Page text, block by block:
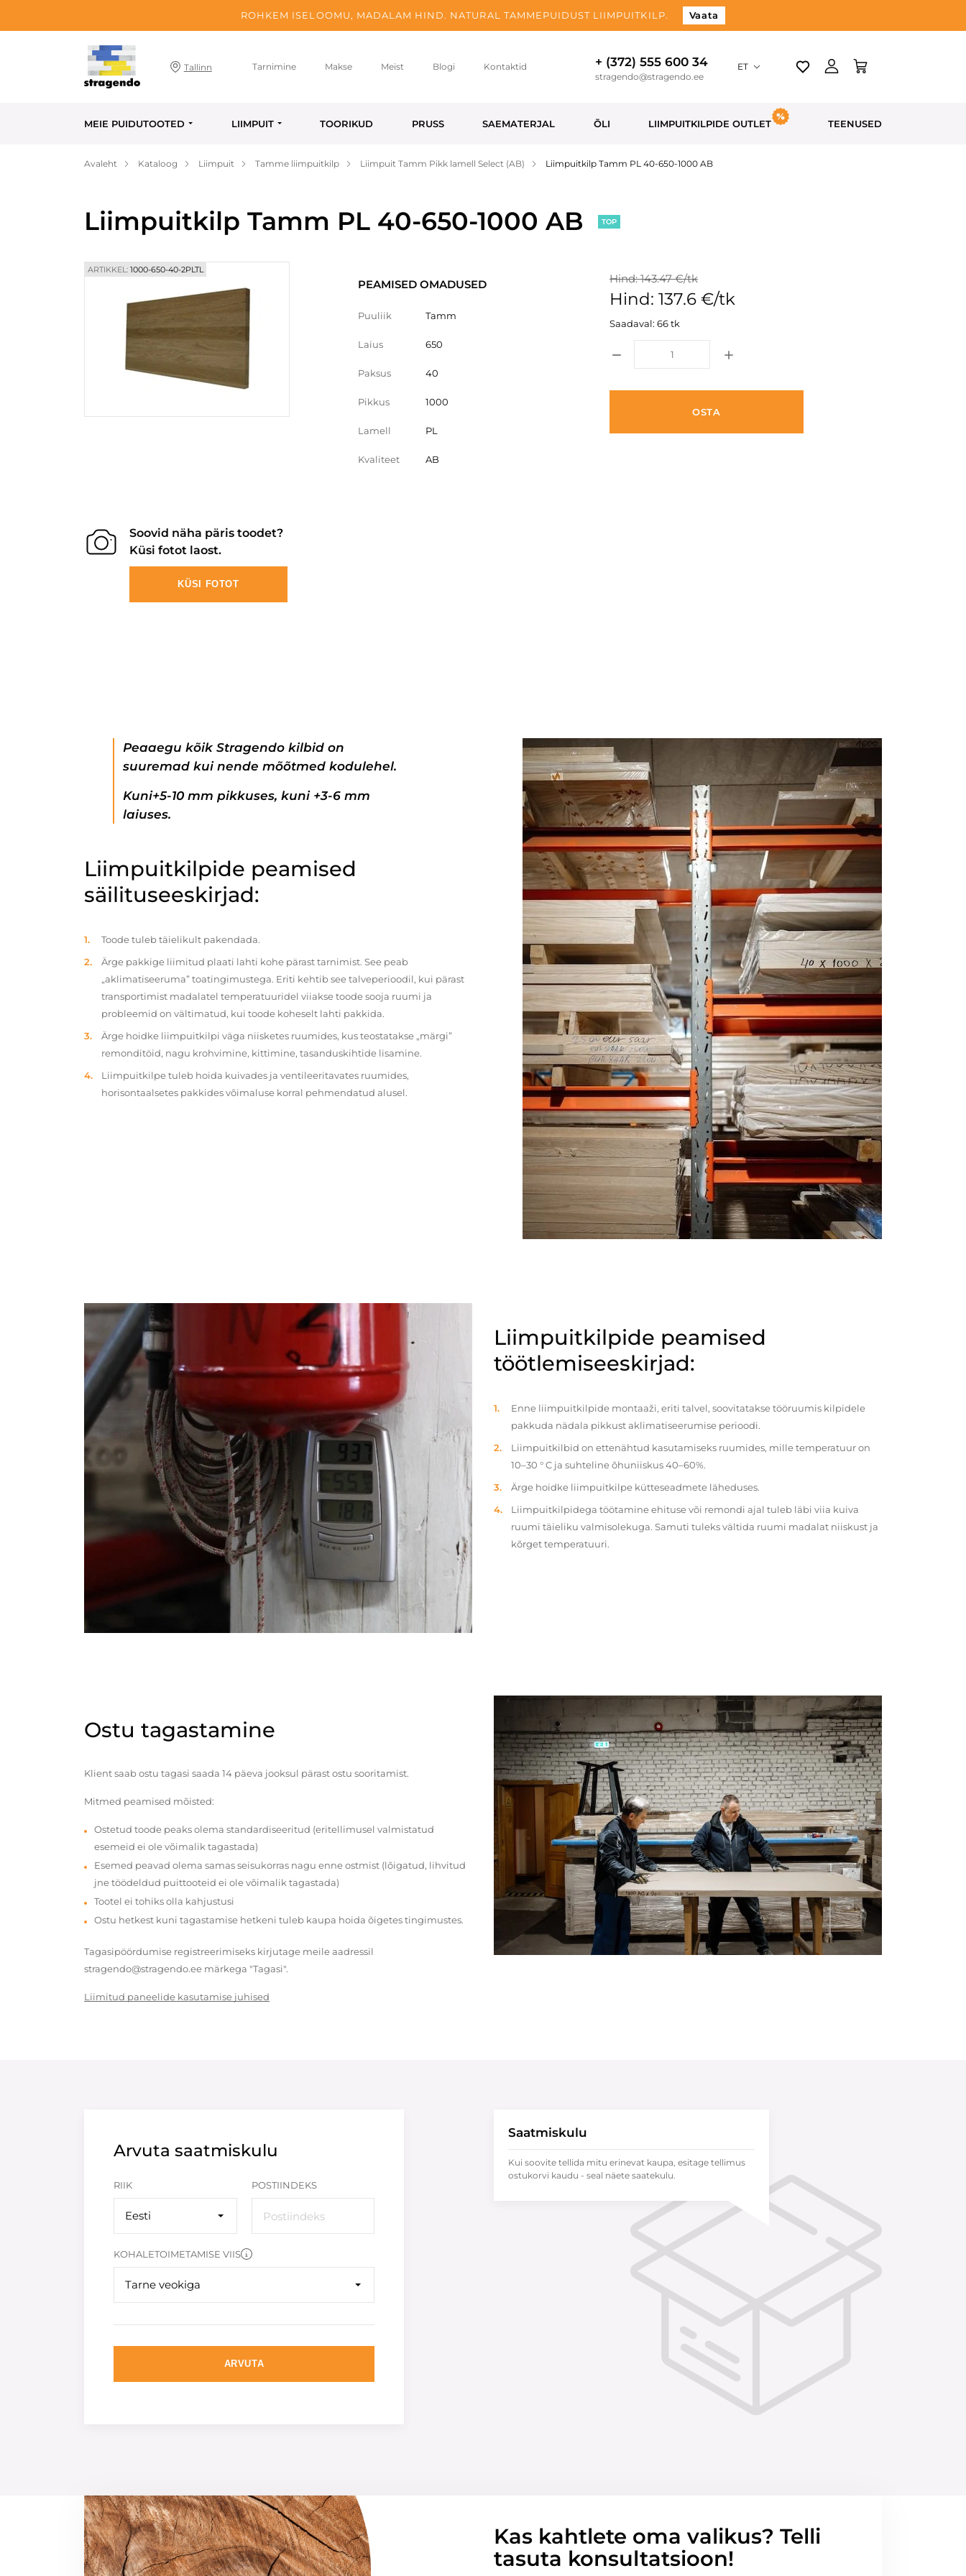
ROHKEM ISELOOMU, MADALAM HIND. NATURAL TAMMEPUIDUST LIIMPUITKILP. Vaata
Tallinn Tarnimine Makse Meist Blogi Kontaktid + (372) 555 600 34
stragendo@stragendo.ee
ET
MEIE PUIDUTOOTED LIIMPUIT TOORIKUD PRUSS SAEMATERJAL ÕLI LIIMPUITKILPIDE OUTLET TEENUSED
Avaleht Kataloog Liimpuit Tamme liimpuitkilp Liimpuit Tamm Pikk lamell Select (AB) Liimpuitkilp Tamm PL 40-650-1000 AB
Liimpuitkilp Tamm PL 40-650-1000 AB TOP
ARTIKKEL: 1000-650-40-2PLTL
PEAMISED OMADUSED
Puuliik Tamm
Laius 650
Paksus 40
Pikkus 1000
Lamell PL
Kvaliteet AB
Hind: 143.47 €/tk
Hind: 137.6 €/tk
Saadaval: 66 tk
OSTA
Soovid näha päris toodet?
Küsi fotot laost.
KÜSI FOTOT
Peaaegu kõik Stragendo kilbid on
suuremad kui nende mõõtmed kodulehel.
Kuni+5-10 mm pikkuses, kuni +3-6 mm
laiuses.
Liimpuitkilpide peamised
säilituseeskirjad:
Toode tuleb täielikult pakendada.
Ärge pakkige liimitud plaati lahti kohe pärast tarnimist. See peab
„aklimatiseeruma” toatingimustega. Eriti kehtib see talveperioodil, kui pärast
transportimist madalatel temperatuuridel viiakse toode sooja ruumi ja
probleemid on vältimatud, kui toode koheselt lahti pakkida.
Ärge hoidke liimpuitkilpi väga niisketes ruumides, kus teostatakse „märgi”
remonditöid, nagu krohvimine, kittimine, tasanduskihtide lisamine.
Liimpuitkilpe tuleb hoida kuivades ja ventileeritavates ruumides,
horisontaalsetes pakkides võimaluse korral pehmendatud alusel.
Liimpuitkilpide peamised
töötlemiseeskirjad:
Enne liimpuitkilpide montaaži, eriti talvel, soovitatakse tööruumis kilpidele
pakkuda nädala pikkust aklimatiseerumise perioodi.
Liimpuitkilbid on ettenähtud kasutamiseks ruumides, mille temperatuur on
10–30 ° C ja suhteline õhuniiskus 40–60%.
Ärge hoidke liimpuitkilpe kütteseadmete läheduses.
Liimpuitkilpidega töötamine ehituse või remondi ajal tuleb läbi viia kuiva
ruumi täieliku valmisolekuga. Samuti tuleks vältida ruumi madalat niiskust ja
kõrget temperatuuri.
Ostu tagastamine
Klient saab ostu tagasi saada 14 päeva jooksul pärast ostu sooritamist.
Mitmed peamised mõisted:
Ostetud toode peaks olema standardiseeritud (eritellimusel valmistatud
esemeid ei ole võimalik tagastada)
Esemed peavad olema samas seisukorras nagu enne ostmist (lõigatud, lihvitud
jne töödeldud puittooteid ei ole võimalik tagastada)
Tootel ei tohiks olla kahjustusi
Ostu hetkest kuni tagastamise hetkeni tuleb kaupa hoida õigetes tingimustes.
Tagasipöördumise registreerimiseks kirjutage meile aadressil
stragendo@stragendo.ee märkega "Tagasi".
Liimitud paneelide kasutamise juhised
Arvuta saatmiskulu
RIIK
Eesti
POSTIINDEKS
KOHALETOIMETAMISE VIIS
Tarne veokiga
ARVUTA
Saatmiskulu
Kui soovite tellida mitu erinevat kaupa, esitage tellimus
ostukorvi kaudu - seal näete saatekulu.
Kas kahtlete oma valikus? Telli
tasuta konsultatsioon!